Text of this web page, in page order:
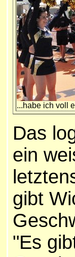
...habe ich voll
Das
ein
gibt
"Es